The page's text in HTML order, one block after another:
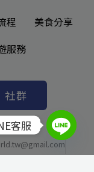
程
美食分享
服務
社群
客服